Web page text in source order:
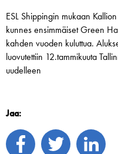
ESL Shippingin mukaan
kunnes ensimmäiset Green
kahden vuoden kuluttua.
luovutettiin 12.tammikuuta
uudelleen
Jaa: